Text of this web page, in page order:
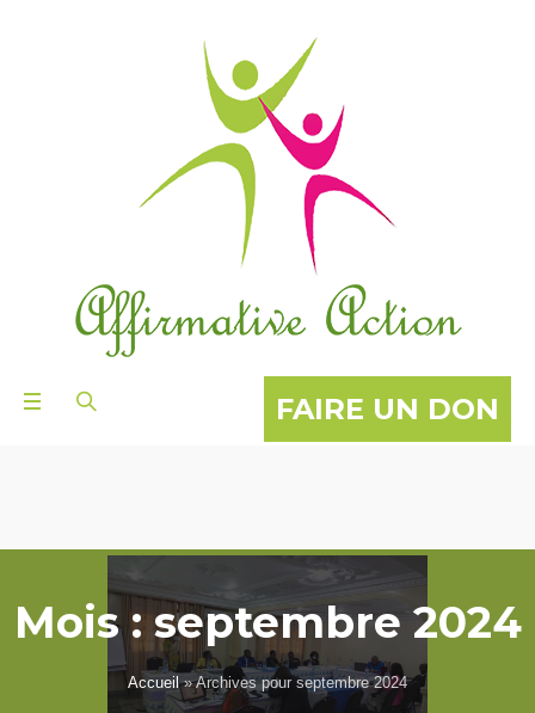
FAIRE UN DON
Mois :septembre 2024
Accueil»Archives pour septembre 2024